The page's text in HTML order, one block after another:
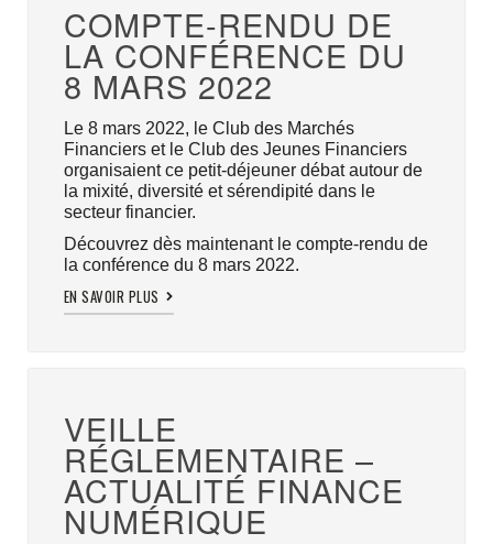
COMPTE-RENDU DE
LA CONFÉRENCE DU
8 MARS 2022
Le 8 mars 2022, le Club des Marchés
Financiers et le Club des Jeunes Financiers
organisaient ce petit-déjeuner débat autour de
la mixité, diversité et sérendipité dans le
secteur financier.
Découvrez dès maintenant le compte-rendu de
la conférence du 8 mars 2022.
EN SAVOIR PLUS
VEILLE
RÉGLEMENTAIRE –
ACTUALITÉ FINANCE
NUMÉRIQUE